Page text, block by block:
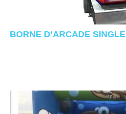
BORNE D’ARCADE SINGLE